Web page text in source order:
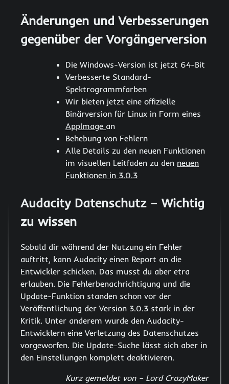
Änderungen und Verbesserungen
gegenüber der Vorgängerversion
Die Windows-Version ist jetzt 64-Bit
Verbesserte Standard-
Spektrogrammfarben
Wir bieten jetzt eine offizielle
Binärversion für Linux in Form eines
AppImage an
Behebung von Fehlern
Alle Details zu den neuen Funktionen
im visuellen Leitfaden zu den neuen
Funktionen in 3.0.3
Audacity Datenschutz – Wichtig
zu wissen
Sobald dir während der Nutzung ein Fehler
auftritt, kann Audacity einen Report an die
Entwickler schicken. Das musst du aber etra
erlauben. Die Fehlerbenachrichtigung und die
Update-Funktion standen schon vor der
Veröffentlichung der Version 3.0.3 stark in der
Kritik. Unter anderem wurde den Audacity-
Entwicklern eine Verletzung des Datenschutzes
vorgeworfen. Die Update-Suche lässt sich aber in
den Einstellungen komplett deaktivieren.
Kurz gemeldet von – Lord CrazyMaker